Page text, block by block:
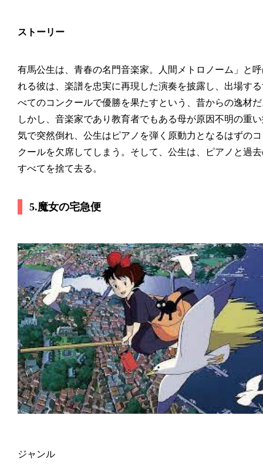
ストーリー
有馬公生は、青春の名門音楽家。人間メトロノーム」と
れる彼は、楽譜を忠実に再現した演奏を披露し、出場す
べてのコンクールで優勝を果たすという、昔からの逸材
しかし、音楽家であり教育者でもある母が原因不明の重
気で突然倒れ、公生はピアノを弾く原動力となるはずの
クールを欠席してしまう。そして、公生は、ピアノと過
すべてを捨て去る。
5.魔女の宅急便
ジャンル